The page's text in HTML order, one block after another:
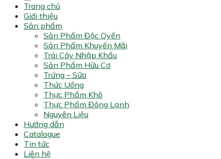
Trang chủ
Giới thiệu
Sản phẩm
Sản Phẩm Độc Qyền
Sản Phẩm Khuyến Mãi
Trái Cây Nhập Khẩu
Sản Phẩm Hữu Cơ
Trứng – Sữa
Thức Uống
Thực Phẩm Khô
Thực Phẩm Đông Lạnh
Nguyên Liệu
Hướng dẫn
Catalogue
Tin tức
Liên hệ